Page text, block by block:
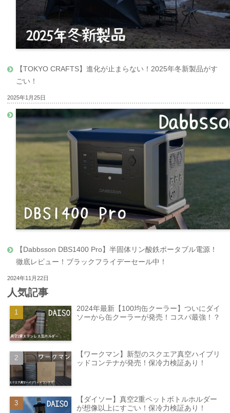
【TOKYO CRAFTS】進化が止まらない！2025年冬新製品がす
ごい！
2025年1月25日
【Dabbsson DBS1400 Pro】半固体リン酸鉄ポータブル電源！
徹底レビュー！ブラックフライデーセール中！
2024年11月22日
人気記事
2024年最新【100均缶クーラー】ついにダイ
ソーから缶クーラーが発売！コスパ最強！？
【ワークマン】新型のスクエア真空ハイブリ
ッドコンテナが発売！保冷力検証あり！
【ダイソー】真空2重ペットボトルホルダー
が想像以上にすごい！保冷力検証あり！